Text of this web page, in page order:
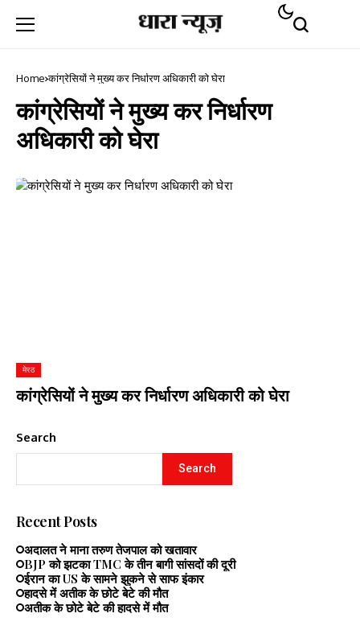
Home कांग्रेसियों ने मुख्य कर निर्धारण अधिकारी को घेरा
कांग्रेसियों ने मुख्य कर निर्धारण
अधिकारी को घेरा
मेरठ
कांग्रेसियों ने मुख्य कर निर्धारण अधिकारी को घेरा
Search
Search
Recent Posts
अदालत ने माना तरुण तेजपाल को खतावार
BJP को झटका TMC के तीन बागी सांसदों की दूरी
ईरान का US के सामने झुकने से साफ इंकार
हादसे में अतीक के छोटे बेटे की मौत
अतीक के छोटे बेटे की हादसे में मौत